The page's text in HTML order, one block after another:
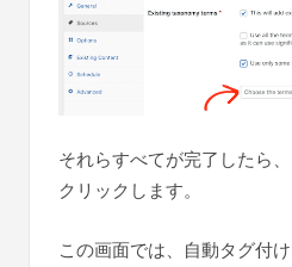
それらすべてが完了したら
クリックします。
この画面では、自動タグ付